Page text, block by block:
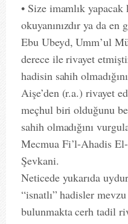
• Size imamlık yapacak
okuyanınızdır ya da en
Ebu Ubeyd, Umm’ul
derece ile rivayet
hadisin sahih
Aişe’den (r.a.) rivayet
meçhul biri olduğunu
sahih olmadığını
Mecmua Fi’l-Ahadis
Şevkani.
Neticede yukarıda
“isnatlı” hadisler
bulunmakta cerh tadil